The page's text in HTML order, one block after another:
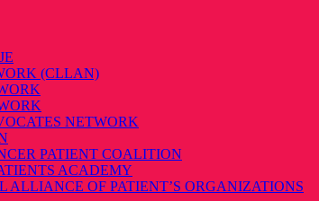
(CLLAN)
NETWORK
PATIENT COALITION
ACADEMY
ALLIANCE OF PATIENT’S ORGANIZATIONS